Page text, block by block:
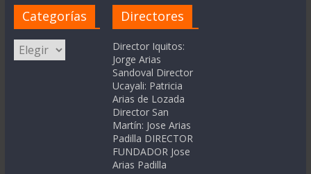
Categorías
Categorías
Directores
Director Iquitos:
Jorge Arias
Sandoval Director
Ucayali: Patricia
Arias de Lozada
Director San
Martín: Jose Arias
Padilla DIRECTOR
FUNDADOR Jose
Arias Padilla